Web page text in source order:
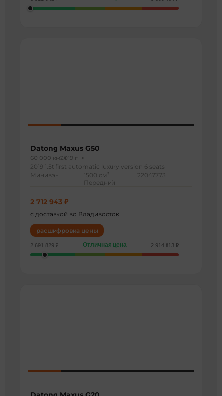
Datong Maxus G50
60 000 км2019 г
2019 1.5t first automatic luxury version 6 seats
Минивэн
1500 см 3
Передний
22047773
2 712 943 ₽
с доставкой во Владивосток
расшифровка цены
2 691 829 ₽ Отличная цена 2 914 813 ₽